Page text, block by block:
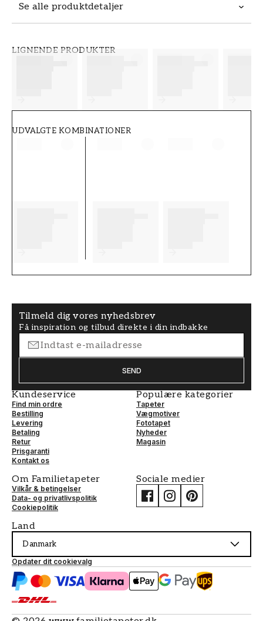
Se alle produktdetaljer
LIGNENDE PRODUKTER
UDVALGTE KOMBINATIONER
Tilmeld dig vores nyhedsbrev
Få inspiration og tilbud direkte i din indbakke
SEND
Kundeservice
Find min ordre
Bestilling
Levering
Betaling
Retur
Prisgaranti
Kontakt os
Populære kategorier
Tapeter
Vægmotiver
Fototapet
Nyheder
Magasin
Om Familietapeter
Vilkår & betingelser
Data- og privatlivspolitik
Cookiepolitik
Sociale medier
Land
Danmark
Opdater dit cookievalg